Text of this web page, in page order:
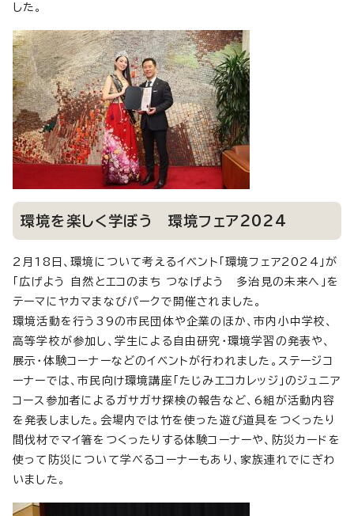
した。
環境を楽しく学ぼう 環境フェア2024
2月18日、環境について考えるイベント「環境フェア2024」が
「広げよう 自然とエコのまち つなげよう 多治見の未来へ」を
テーマにヤカマまなびパークで開催されました。
環境活動を行う39の市民団体や企業のほか、市内小中学校、
高等学校が参加し、学生による自由研究・環境学習の発表や、
展示・体験コーナーなどのイベントが行われました。ステージコ
ーナーでは、市民向け環境講座「たじみエコカレッジ」のジュニア
コース参加者によるガサガサ探検の報告など、6組が活動内容
を発表しました。会場内では竹を使った遊び道具をつくったり
間伐材でマイ箸をつくったりする体験コーナーや、防災カードを
使って防災について学べるコーナーもあり、家族連れでにぎわ
いました。